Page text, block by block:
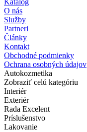
O nás
Služby
Partneri
Články
Kontakt
Obchodné podmienky
Ochrana osobných údajov
Autokozmetika
Zobraziť celú kategóriu
Interiér
Exteriér
Rada Excelent
Príslušenstvo
Lakovanie